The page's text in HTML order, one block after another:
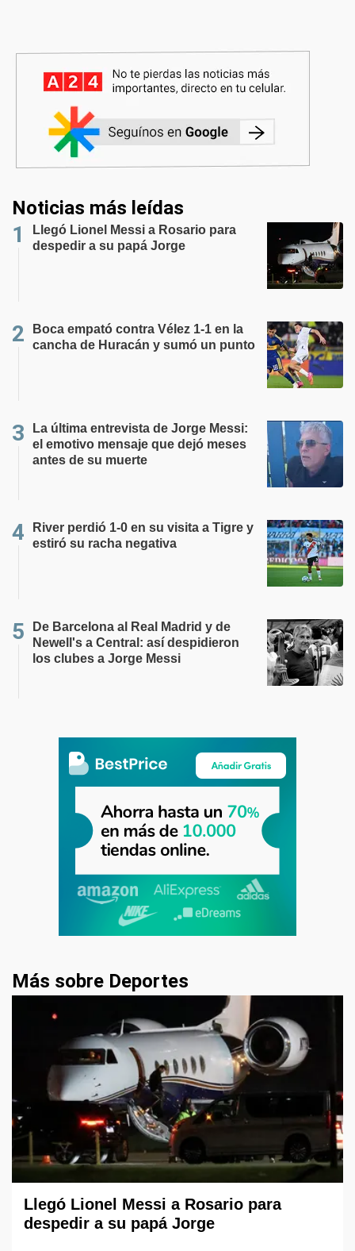
Noticias más leídas
Llegó Lionel Messi a Rosario para
despedir a su papá Jorge
Boca empató contra Vélez 1-1 en la
cancha de Huracán y sumó un punto
La última entrevista de Jorge Messi:
el emotivo mensaje que dejó meses
antes de su muerte
River perdió 1-0 en su visita a Tigre y
estiró su racha negativa
De Barcelona al Real Madrid y de
Newell's a Central: así despidieron
los clubes a Jorge Messi
Más sobre Deportes
Llegó Lionel Messi a Rosario para
despedir a su papá Jorge